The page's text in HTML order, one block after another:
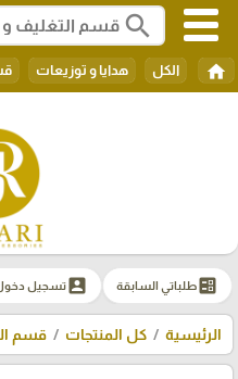
search
home الكل هدايا و توزيعات
ballotطلباتي السابقة account_boxتسجيل
الرئيسية كل المنتجات قسم